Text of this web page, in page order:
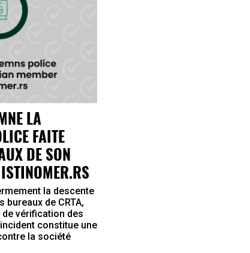
LA
FAITE
DE SON
la descente
de CRTA,
vérification des
constitue une
la société